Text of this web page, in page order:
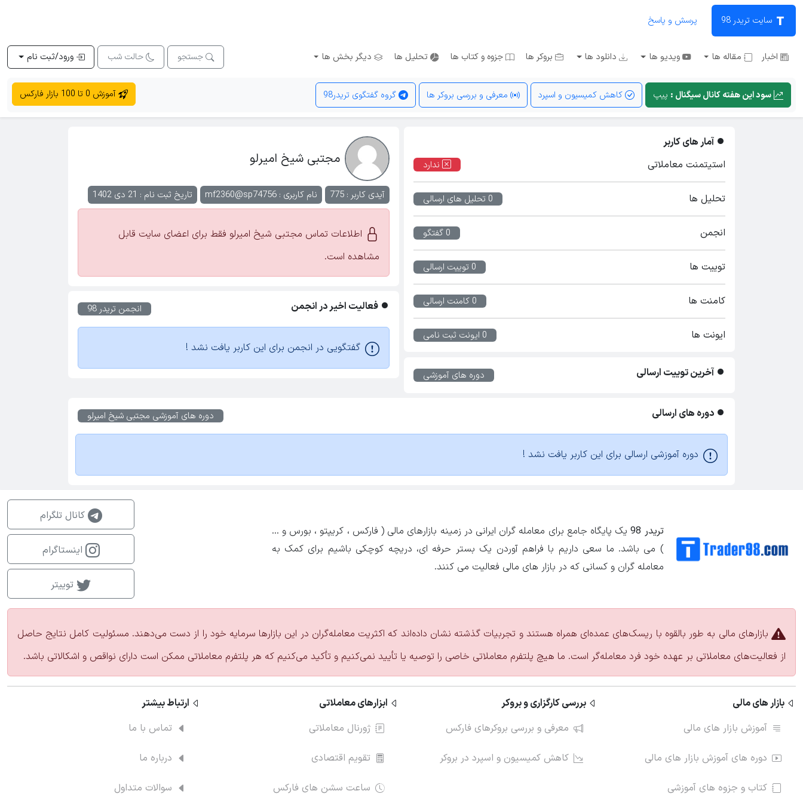
سایت تریدر 98 پرسش و پاسخ
اخبار مقاله ها ویدیو ها دانلود ها بروکر ها جزوه و کتاب ها تحلیل ها دیگر بخش ها جستجو حالت شب
سود این هفته کانال سیگنال : پیپ کاهش کمیسیون و اسپرد معرفی و بررسی بروکر ها گروه گفتگوی تریدر98 آموزش 0 تا 100 بازار فارکس
مجتبی شیخ امیرلو
آیدی کاربر : 775 نام کاربری : mf2360@sp74756 تاریخ ثبت نام : 21 دی 1402
اطلاعات تماس مجتبی شیخ امیرلو فقط برای اعضای سایت قابل
مشاهده است.
آمار های کاربر
استیتمنت معاملاتی
ندارد
تحلیل ها 0 تحلیل های ارسالی
انجمن 0 گفتگو
توییت ها 0 توییت ارسالی
کامنت ها 0 کامنت ارسالی
ایونت ها 0 ایونت ثبت نامی
فعالیت اخیر در انجمن انجمن تریدر 98
گفتگویی در انجمن برای این کاربر یافت نشد !
آخرین توییت ارسالی
دوره های آموزشی
دوره های ارسالی دوره های آموزشی مجتبی شیخ امیرلو
دوره آموزشی ارسالی برای این کاربر یافت نشد !
تریدر 98
یک پایگاه جامع برای معامله گران ایرانی در زمینه بازارهای مالی ( فارکس ، کریپتو ، بورس و ...
) می باشد. ما سعی داریم با فراهم آوردن یک بستر حرفه ای، دریچه کوچکی باشیم برای کمک به
معامله گران و کسانی که در بازار های مالی فعالیت می کنند.
کانال تلگرام
اینستاگرام
توییتر
بازارهای مالی به طور بالقوه با ریسک‌های عمده‌ای همراه هستند و تجربیات گذشته نشان داده‌اند که اکثریت معامله‌گران در این بازارها سرمایه خود را از دست می‌دهند. مسئولیت کامل نتایج حاصل
از فعالیت‌های معاملاتی بر عهده خود فرد معامله‌گر است. ما هیچ پلتفرم معاملاتی خاصی را توصیه یا تأیید نمی‌کنیم و تأکید می‌کنیم که هر پلتفرم معاملاتی ممکن است دارای نواقص و اشکالاتی باشد.
بازار های مالی
آموزش بازار های مالی
دوره های آموزش بازار های مالی
کتاب و جزوه های آموزشی
بررسی کارگزاری و بروکر
معرفی و بررسی بروکرهای فارکس
کاهش کمیسیون و اسپرد در بروکر
ابزارهای معاملاتی
ژورنال معاملاتی
تقویم اقتصادی
ساعت سشن های فارکس
ارتباط‌ بیشتر
تماس با ما
درباره ما
سوالات متداول